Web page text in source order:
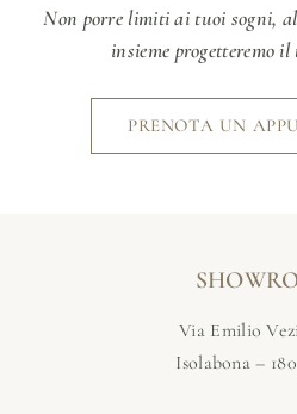
Non porre limiti ai tuoi sogni,
insieme progetteremo
PRENOTA UN
Via Emilio
Isolabona –